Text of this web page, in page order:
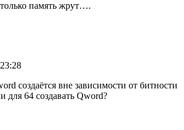
память жрут….
создаётся вне зависимости от битности
для 64 создавать Qword?